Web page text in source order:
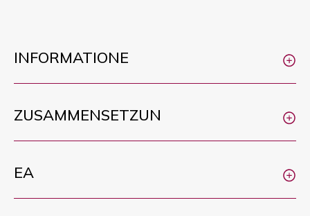
INFORMATIONE
ZUSAMMENSETZUN
EA